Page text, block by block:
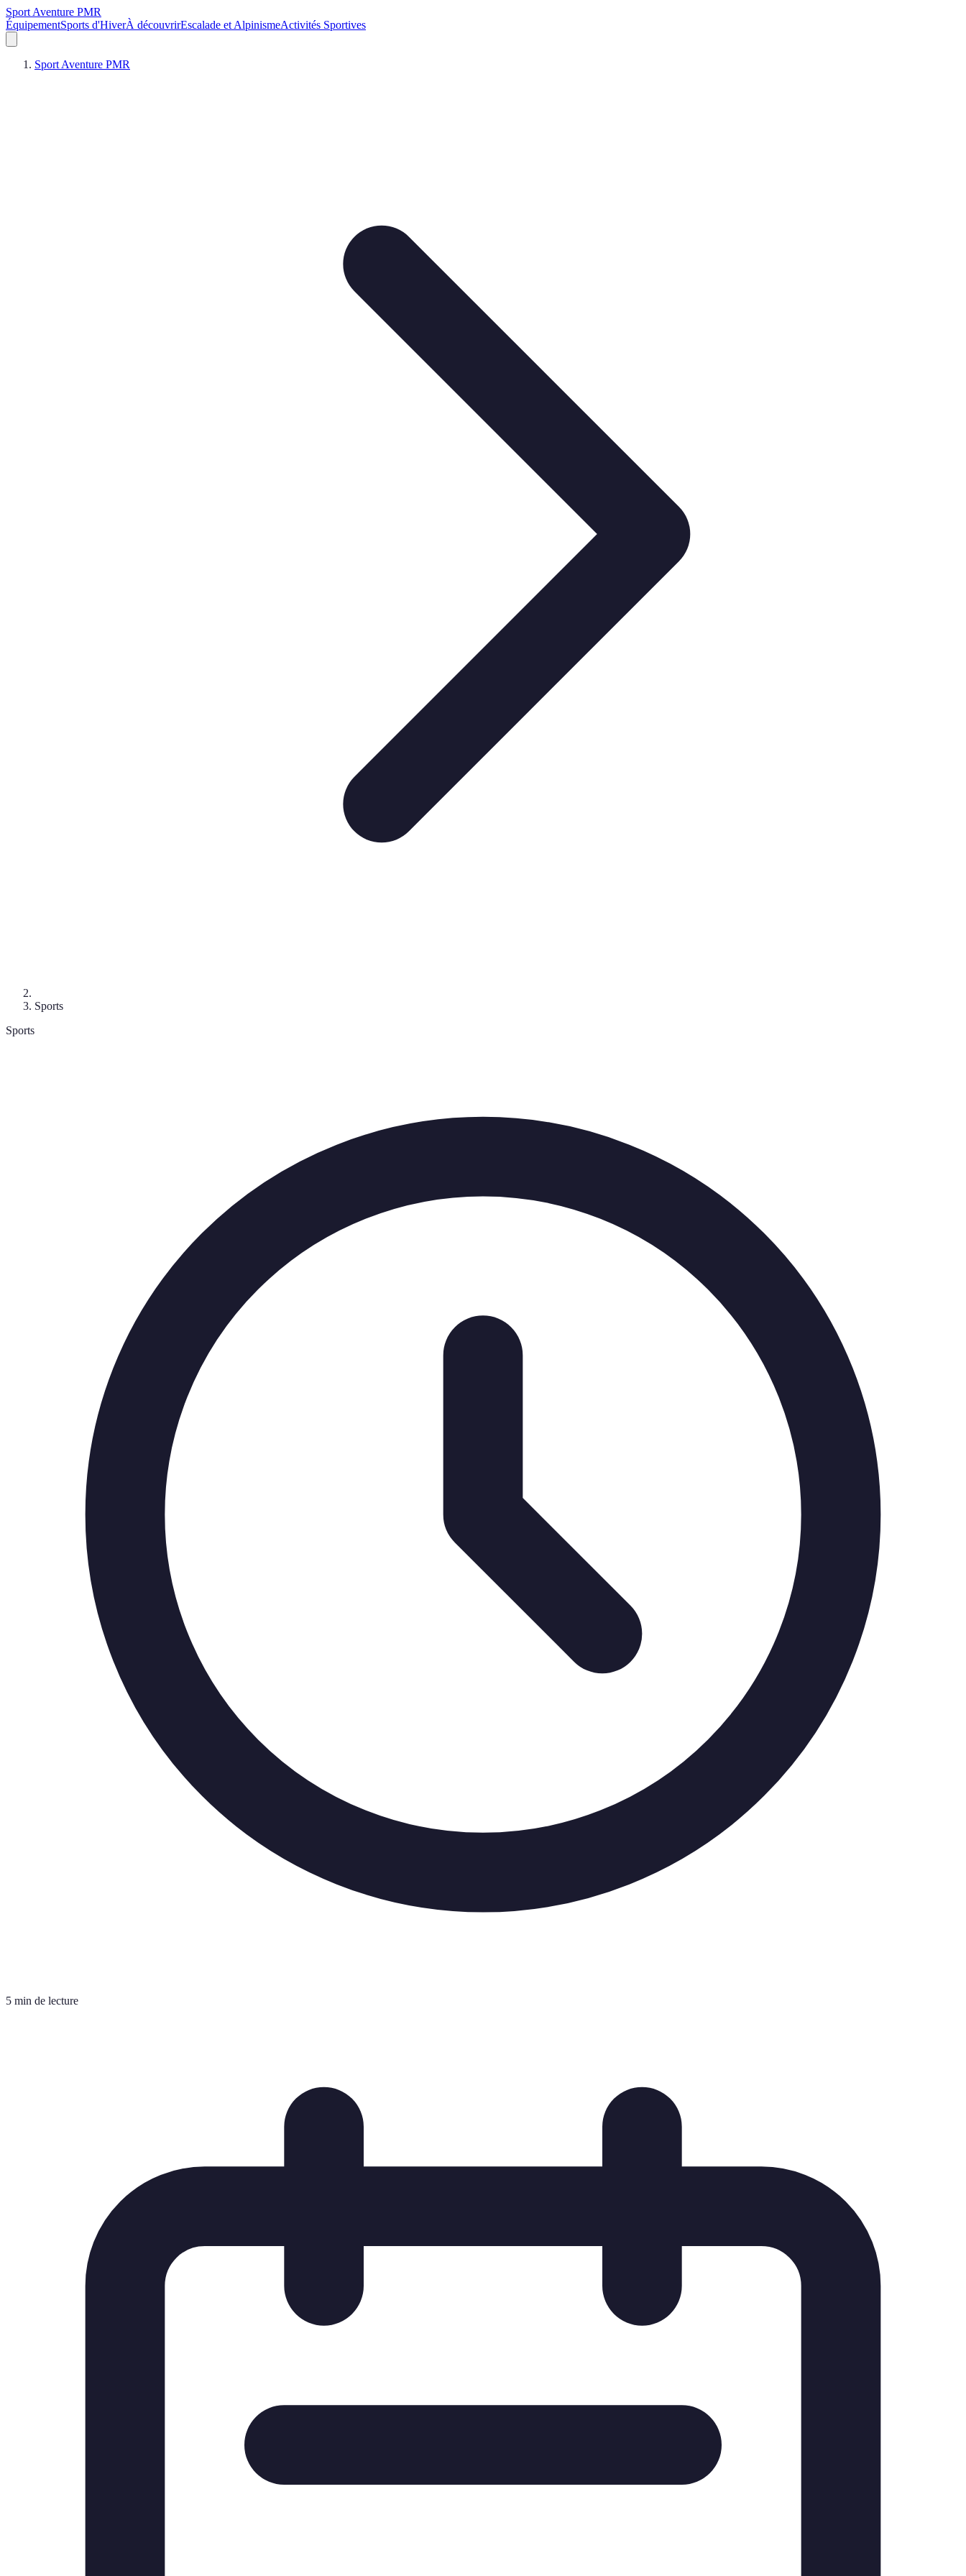
Sport Aventure PMR
ÉquipementSports d'HiverÀ découvrirEscalade et AlpinismeActivités Sportives
Sport Aventure PMR
Sports
Sports
5 min de lecture